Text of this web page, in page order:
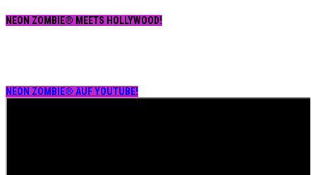
NEON ZOMBIE® MEETS HOLLYWOOD!
NEON ZOMBIE® AUF YOUTUBE!